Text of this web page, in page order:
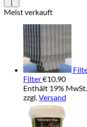
Meist verkauft
Filter€10,90
Enthält 19% MwSt.
zzgl.Versand